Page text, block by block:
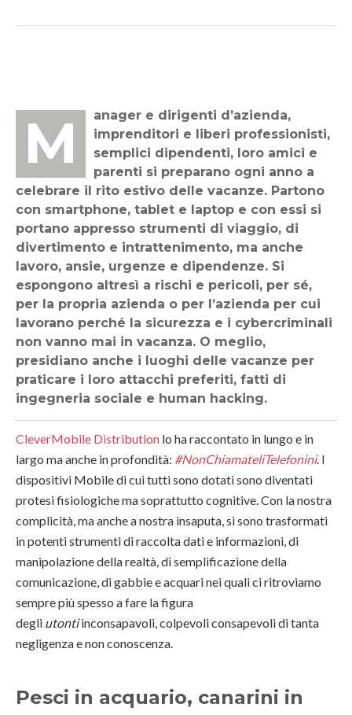
Manager e dirigenti d’azienda,
imprenditori e liberi professionisti,
semplici dipendenti, loro amici e
parenti si preparano ogni anno a
celebrare il rito estivo delle vacanze. Partono
con smartphone, tablet e laptop e con essi si
portano appresso strumenti di viaggio, di
divertimento e intrattenimento, ma anche
lavoro, ansie, urgenze e dipendenze. Si
espongono altresì a rischi e pericoli, per sé,
per la propria azienda o per l’azienda per cui
lavorano perché la sicurezza e i cybercriminali
non vanno mai in vacanza. O meglio,
presidiano anche i luoghi delle vacanze per
praticare i loro attacchi preferiti, fatti di
ingegneria sociale e human hacking.
CleverMobile Distribution lo ha raccontato in lungo e in
largo ma anche in profondità: #NonChiamateliTelefonini. I
dispositivi Mobile di cui tutti sono dotati sono diventati
protesi fisiologiche ma soprattutto cognitive. Con la nostra
complicità, ma anche a nostra insaputa, si sono trasformati
in potenti strumenti di raccolta dati e informazioni, di
manipolazione della realtà, di semplificazione della
comunicazione, di gabbie e acquari nei quali ci ritroviamo
sempre più spesso a fare la figura
degli utontiinconsapavoli, colpevoli consapevoli di tanta
negligenza e non conoscenza.
Pesci in acquario, canarini in